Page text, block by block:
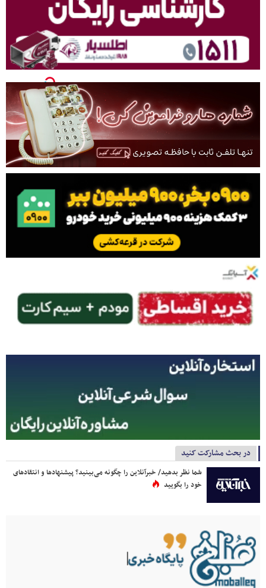
در بحث مشارکت کنید
شما نظر بدهید/ خبرآنلاین را چگونه می‌بینید؟ پیشنهادها و انتقادهای
خود را بگویید